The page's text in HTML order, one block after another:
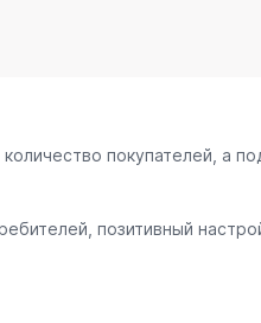
покупателей, а
позитивный